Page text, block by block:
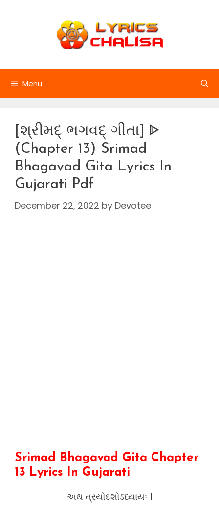
Menu
[શ્રીમદ્ ભગવદ્ ગીતા] ᐈ
(Chapter 13) Srimad
Bhagavad Gita Lyrics In
Gujarati Pdf
December 22, 2022 by Devotee
Srimad Bhagavad Gita Chapter
13 Lyrics In Gujarati
અથ ત્રયોદશોઽધ્યાયઃ ।